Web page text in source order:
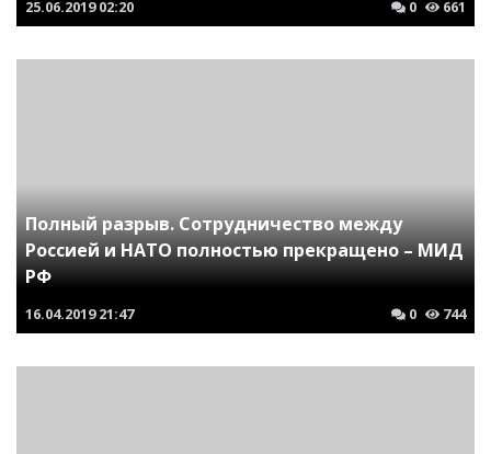
25.06.2019 02:20 0 661
Полный разрыв. Сотрудничество между
Россией и НАТО полностью прекращено – МИД
РФ
16.04.2019 21:47 0 744